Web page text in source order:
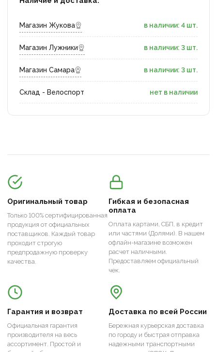
Магазин Жукова в наличии: 4 шт.
Магазин Лужники в наличии: 3 шт.
Магазин Самара в наличии: 3 шт.
Склад - Велоспорт нет в наличии
Оригинальный товар
Только 100% сертифицированная
продукция от официальных
поставщиков. Каждый товар
проходит строгую
предпродажную проверку
качества.
Гибкая и безопасная
оплата
Оплата картами, СБП, в кредит
или частями (Долями). В нашем
офлайн-магазине возможен
расчет наличными.
Предоставляем официальный
чек.
Гарантия и возврат
Официальная гарантия
производителя на весь
ассортимент. Простой и
Доставка по всей России
Бережная курьерская доставка
по городу и быстрая отправка
надежными транспортными